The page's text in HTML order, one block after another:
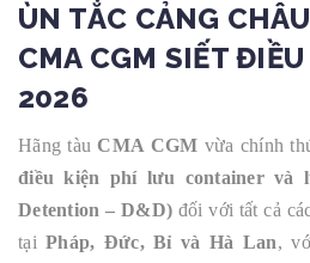
ÙN TẮC CẢNG
CMA CGM SIẾT
2026
Hãng tàuCMA CGM vừa chính
điều kiện phí lưu container và
Detention – D&D) đối với tất cả
tại Pháp, Đức, Bỉ và Hà Lan,